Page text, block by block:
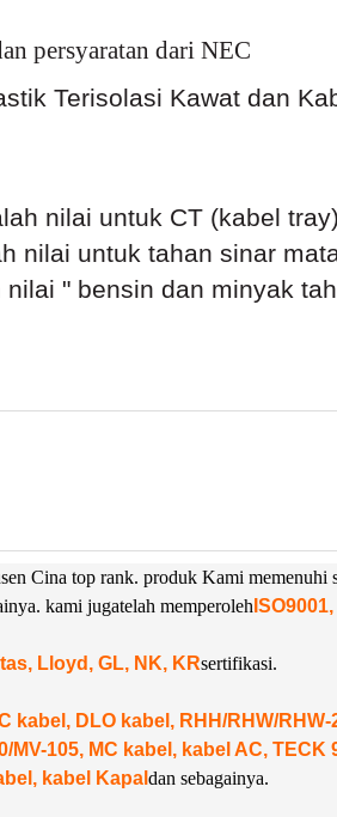
persyaratan dari NEC
Terisolasi Kawat dan
nilai untuk CT (kabel
nilai untuk tahan sinar
" bensin dan minyak
Cina top rank. produk Kami memenuhi
kami jugatelah memperoleh
Lloyd, GL, NK, KRsertifikasi.
kabel, DLO kabel, RHH/RHW/RHW-
MV-105, MC kabel, kabel AC, TECK
kabel Kapal dan sebagainya.